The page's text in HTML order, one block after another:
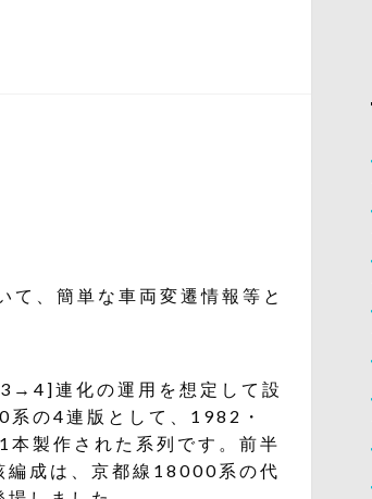
、簡単な車両変遷情報等と
連化の運用を想定して設
の4連版として、1982・
製作された系列です。前半
編成は、京都線18000系の代